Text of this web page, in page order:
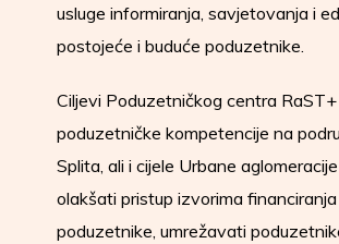
usluge informiranja, savjetovanja i
postojeće i buduće poduzetnike.
Ciljevi Poduzetničkog centra
poduzetničke kompetencije na
Splita, ali i cijele Urbane
olakšati pristup izvorima
poduzetnike, umrežavati